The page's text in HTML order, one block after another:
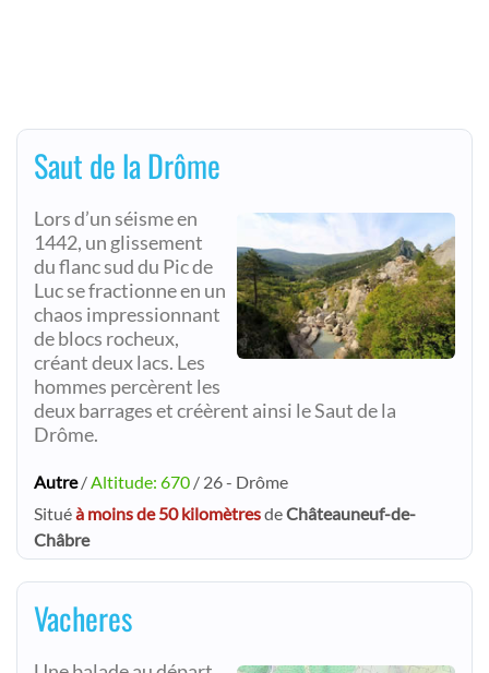
Saut de la Drôme
Lors d’un séisme en
1442, un glissement
du flanc sud du Pic de
Luc se fractionne en un
chaos impressionnant
de blocs rocheux,
créant deux lacs. Les
hommes percèrent les
deux barrages et créèrent ainsi le Saut de la
Drôme.
Autre/Altitude: 670 / 26 - Drôme
Situéà moins de 50 kilomètresdeChâteauneuf-de-
Châbre
Vacheres